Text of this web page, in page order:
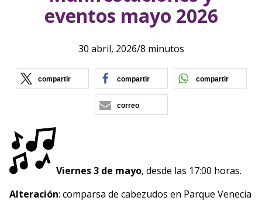
eventos mayo 2026
30 abril, 2026/8 minutos
compartir (se abre en nueva ventana)
compartir (se abre en nueva
compartir
correo
Viernes 3 de mayo, desde las 17:00 horas.
Alteración: comparsa de cabezudos en Parque Venecia